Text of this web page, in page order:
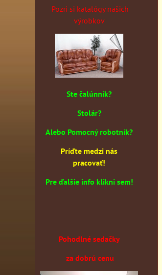
Pozri si katalógy našich
výrobkov
Ste čalúnník?
Stolár?
Alebo Pomocný robotník?
Príďte medzi nás
pracovať!
Pre ďalšie info klikni sem!
Pohodlné sedačky
za dobrú cenu